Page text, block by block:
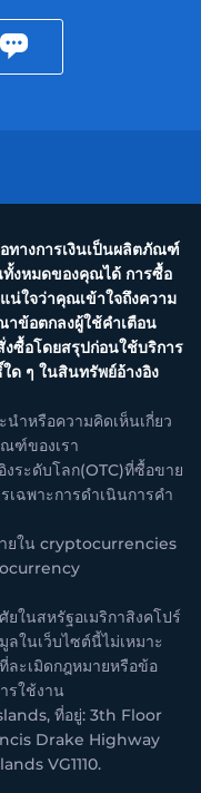
ทางการเงินเป็นผลิตภัณฑ์
งหมดของคุณได้ การซื้อ
น่ใจว่าคุณเข้าใจถึงความ
าข้อตกลงผู้ใช้คำเตือน
งซื้อโดยสรุปก่อนใช้บริการ
ด ๆ ในสินทรัพย์อ้างอิง
ำหรือความคิดเห็นเกี่ยว
ฑ์ของเรา
ระดับโลก(OTC)ที่ซื้อขาย
ฉพาะการดำเนินการคำ
ยใน cryptocurrencies
ในสหรัฐอเมริกาสิงคโปร์
ลในเว็บไซต์นี้ไม่เหมาะ
ละเมิดกฎหมายหรือข้อ
รใช้งาน
ที่อยู่: 3th Floor
Drake Highway
VG1110.